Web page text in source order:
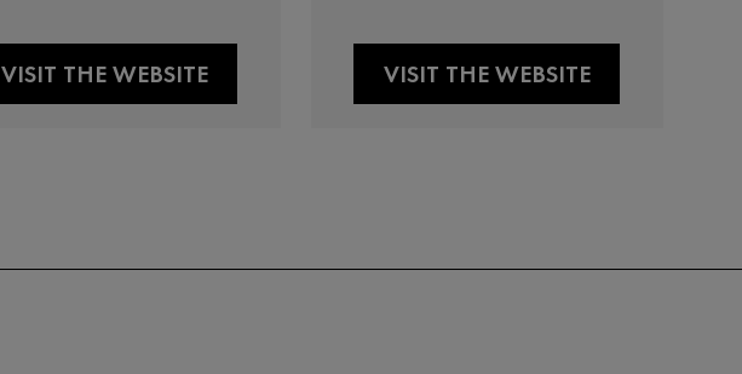
VISIT THE WEBSITE VISIT THE WEBSITE